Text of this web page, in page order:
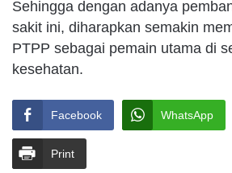
Sehingga dengan adanya
sakit ini, diharapkan semakin
PTPP sebagai pemain utama di
kesehatan.
Facebook WhatsApp
Print